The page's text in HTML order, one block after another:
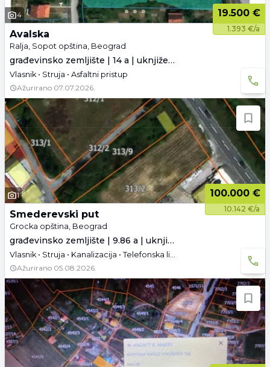
4 19.500 €
1.393 €/a
Avalska
Ralja, Sopot opština, Beograd
građevinsko zemljište | 14 a | uknjiženo
Vlasnik • Struja • Asfaltni pristup
Ažurirano 07.07.2026.
1 100.000 €
10.142 €/a
Smederevski put
Grocka opština, Beograd
građevinsko zemljište | 9.86 a | uknjiženo
Vlasnik • Struja • Kanalizacija • Telefonska linija • Asfaltni pristup
Ažurirano 05.08.2026.